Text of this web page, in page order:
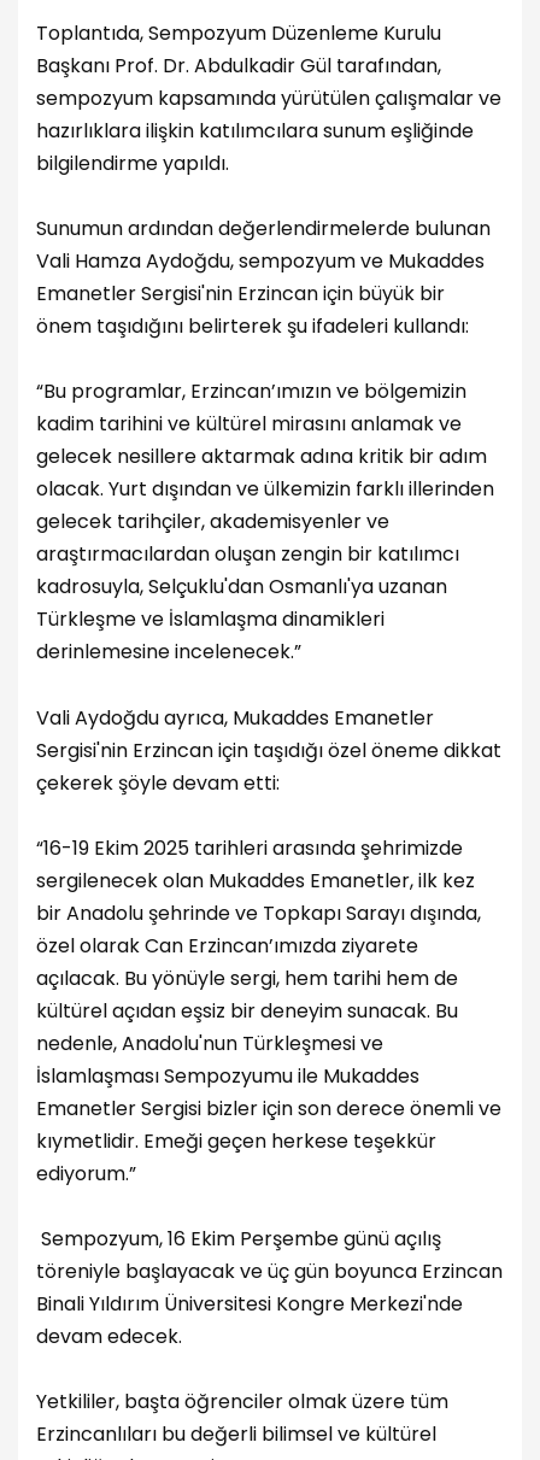
Toplantıda, Sempozyum Düzenleme Kurulu
Başkanı Prof. Dr. Abdulkadir Gül tarafından,
sempozyum kapsamında yürütülen çalışmalar ve
hazırlıklara ilişkin katılımcılara sunum eşliğinde
bilgilendirme yapıldı.
Sunumun ardından değerlendirmelerde bulunan
Vali Hamza Aydoğdu, sempozyum ve Mukaddes
Emanetler Sergisi'nin Erzincan için büyük bir
önem taşıdığını belirterek şu ifadeleri kullandı:
“Bu programlar, Erzincan’ımızın ve bölgemizin
kadim tarihini ve kültürel mirasını anlamak ve
gelecek nesillere aktarmak adına kritik bir adım
olacak. Yurt dışından ve ülkemizin farklı illerinden
gelecek tarihçiler, akademisyenler ve
araştırmacılardan oluşan zengin bir katılımcı
kadrosuyla, Selçuklu'dan Osmanlı'ya uzanan
Türkleşme ve İslamlaşma dinamikleri
derinlemesine incelenecek.”
Vali Aydoğdu ayrıca, Mukaddes Emanetler
Sergisi'nin Erzincan için taşıdığı özel öneme dikkat
çekerek şöyle devam etti:
“16-19 Ekim 2025 tarihleri arasında şehrimizde
sergilenecek olan Mukaddes Emanetler, ilk kez
bir Anadolu şehrinde ve Topkapı Sarayı dışında,
özel olarak Can Erzincan’ımızda ziyarete
açılacak. Bu yönüyle sergi, hem tarihi hem de
kültürel açıdan eşsiz bir deneyim sunacak. Bu
nedenle, Anadolu'nun Türkleşmesi ve
İslamlaşması Sempozyumu ile Mukaddes
Emanetler Sergisi bizler için son derece önemli ve
kıymetlidir. Emeği geçen herkese teşekkür
ediyorum.”
Sempozyum, 16 Ekim Perşembe günü açılış
töreniyle başlayacak ve üç gün boyunca Erzincan
Binali Yıldırım Üniversitesi Kongre Merkezi'nde
devam edecek.
Yetkililer, başta öğrenciler olmak üzere tüm
Erzincanlıları bu değerli bilimsel ve kültürel